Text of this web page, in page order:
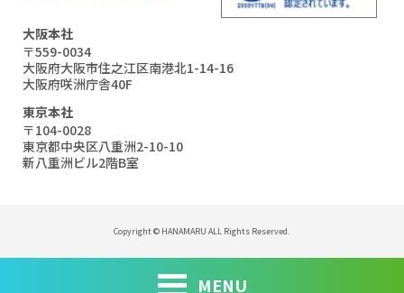
MENU
大阪本社
〒559-0034
大阪府大阪市住之江区南港北1-14-16
大阪府咲洲庁舎40F
東京本社
〒104-0028
東京都中央区八重洲2-10-10
新八重洲ビル2階B室
Copyright © HANAMARU ALL Rights Reserved.